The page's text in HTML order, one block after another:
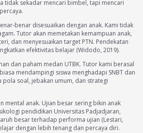
tidak sekadar mencari bimbel, tapi mencari
benar disesuaikan dengan anak. Kami tidak
Tutor akan memetakan kemampuan anak,
dan menyesuaikan target PTN. Pendekatan
efektivitas belajar (Widodo, 2019).
dan paham medan UTBK. Tutor kami berasal
mendampingi siswa menghadapi SNBT dan
pola soal, jebakan umum, dan strategi
mental anak. Ujian besar sering bikin anak
pendidikan Universitas Padjadjaran,
besar terhadap performa ujian (Lestari,
dengan lebih tenang dan percaya diri.